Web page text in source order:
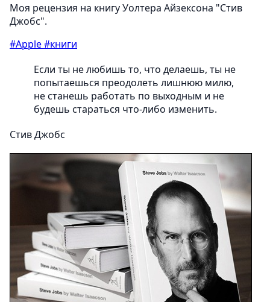
Моя рецензия на книгу Уолтера Айзексона "Стив
Джобс".
#Apple#книги
Если ты не любишь то, что делаешь, ты не
попытаешься преодолеть лишнюю милю,
не станешь работать по выходным и не
будешь стараться что-либо изменить.
Стив Джобс